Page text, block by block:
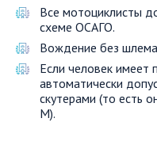
Все мотоциклисты
схеме ОСАГО.
Вождение без
Если человек имеет
автоматически
скутерами (то есть
M).